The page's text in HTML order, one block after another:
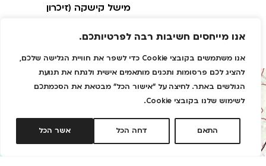
אנו מייחסים חשיבות רבה לפרטיותכם.
אנו משתמשים בקובצי Cookie כדי לשפר את חוויית הגלישה שלכם,
להציג לכם פרסומות ותכנים מותאמים אישית ולנתח את תנועת
הגולשים באתר. לחיצה על "אישור הכל" מבטאת את הסכמתכם
לשימוש שלנו בקובצי Cookie.
התאם דחה הכל אשר הכל
מישל קישקה (זיכרון